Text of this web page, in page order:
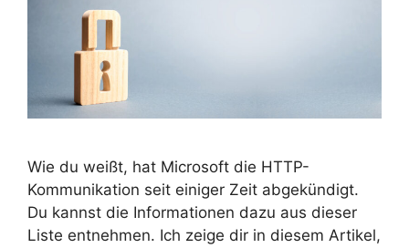
Wie du weißt, hat Microsoft die HTTP-
Kommunikation seit einiger Zeit abgekündigt.
Du kannst die Informationen dazu aus dieser
Liste entnehmen. Ich zeige dir in diesem Artikel,